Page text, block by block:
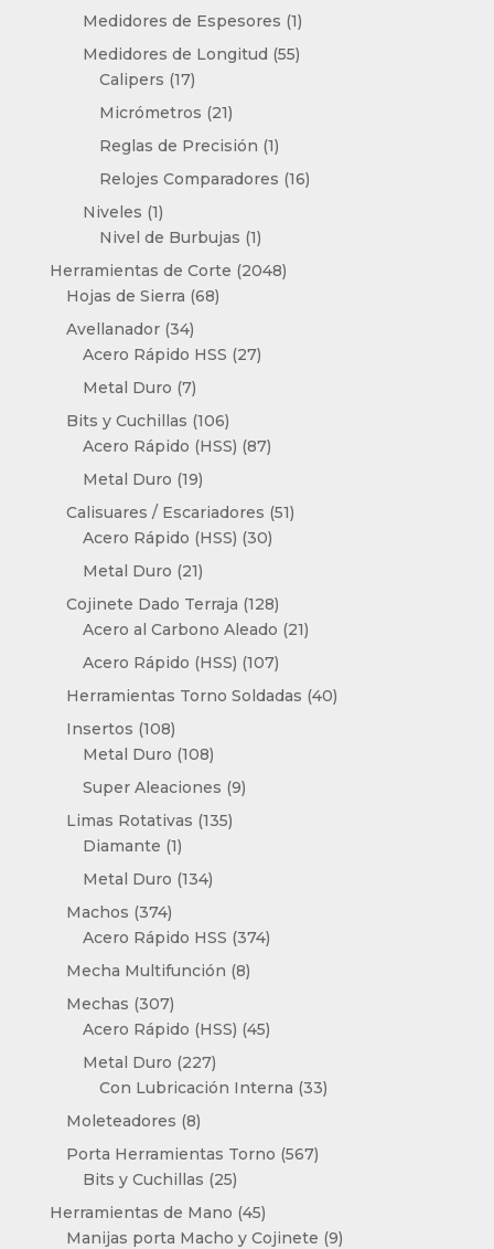
productos
Medidores de Espesores 11
producto
Medidores de Longitud 5555
Calipers 1717
productos
Micrómetros 2121
productos
Reglas de Precisión 11
producto
Relojes Comparadores 1616
Niveles 11
producto
Nivel de Burbujas 11
producto
Herramientas de Corte 20482048
Hojas de Sierra 6868
Avellanador 3434
productos
Acero Rápido HSS 2727
Metal Duro 77
productos
Bits y Cuchillas 106106
productos
Acero Rápido (HSS) 8787
Metal Duro 1919
productos
Calisuares / Escariadores 5151
Acero Rápido (HSS) 3030
Metal Duro 2121
productos
Cojinete Dado Terraja 128128
productos
Acero al Carbono Aleado 2121
Acero Rápido (HSS) 107107
productos
Herramientas Torno Soldadas 4040
Insertos 108108
productos
Metal Duro 108108
productos
Super Aleaciones 99
Limas Rotativas 135135
Diamante 11
producto
Metal Duro 134134
Machos 374374
productos
Acero Rápido HSS 374374
Mecha Multifunción 88
Mechas 307307
productos
Acero Rápido (HSS) 4545
Metal Duro 227227
productos
Con Lubricación Interna 3333
Moleteadores 88
productos
Porta Herramientas Torno 567567
Bits y Cuchillas 2525
productos
Herramientas de Mano 4545
productos
Manijas porta Macho y Cojinete 99